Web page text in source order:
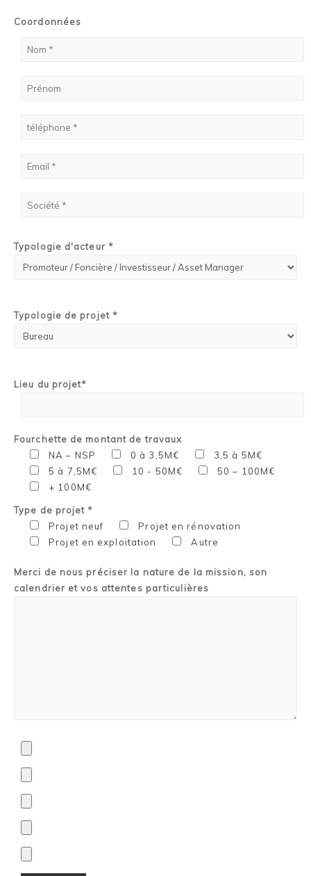
Coordonnées
Typologie d'acteur *
Typologie de projet *
Lieu du projet*
Fourchette de montant de travaux
NA – NSP
0 à 3,5M€
3,5 à 5M€
5 à 7,5M€
10 - 50M€
50 – 100M€
+ 100M€
Type de projet *
Projet neuf
Projet en rénovation
Projet en exploitation
Autre
Merci de nous préciser la nature de la mission, son
calendrier et vos attentes particulières